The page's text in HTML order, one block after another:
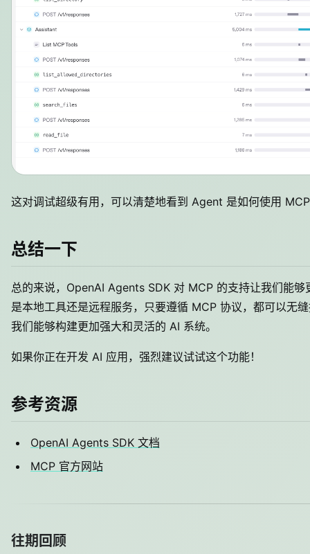
这对调试超级有用，可以清楚地看到 Agent 是如何使用
总结一下
总的来说，OpenAI Agents SDK 对 MCP 的支持让我们能
是本地工具还是远程服务，只要遵循 MCP 协议，都可以无
我们能够构建更加强大和灵活的 AI 系统。
如果你正在开发 AI 应用，强烈建议试试这个功能！
参考资源
OpenAI Agents SDK 文档
MCP 官方网站
往期回顾